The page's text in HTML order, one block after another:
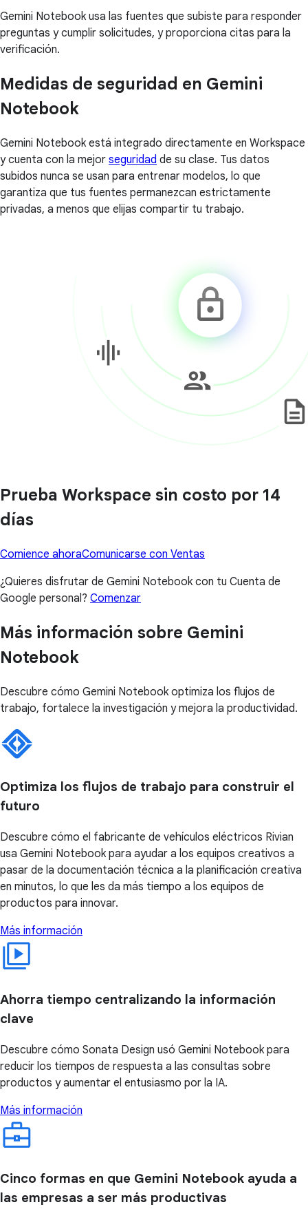
Gemini Notebook usa las fuentes que subiste para responder
preguntas y cumplir solicitudes, y proporciona citas para la
verificación.
Medidas de seguridad en Gemini
Notebook
Gemini Notebook está integrado directamente en Workspace
y cuenta con la mejor seguridad de su clase. Tus datos
subidos nunca se usan para entrenar modelos, lo que
garantiza que tus fuentes permanezcan estrictamente
privadas, a menos que elijas compartir tu trabajo.
Prueba Workspace sin costo por 14
días
Comience ahoraComunicarse con Ventas
¿Quieres disfrutar de Gemini Notebook con tu Cuenta de
Google personal? Comenzar
Más información sobre Gemini
Notebook
Descubre cómo Gemini Notebook optimiza los flujos de
trabajo, fortalece la investigación y mejora la productividad.
Optimiza los flujos de trabajo para construir el
futuro
Descubre cómo el fabricante de vehículos eléctricos Rivian
usa Gemini Notebook para ayudar a los equipos creativos a
pasar de la documentación técnica a la planificación creativa
en minutos, lo que les da más tiempo a los equipos de
productos para innovar.
Más información
Ahorra tiempo centralizando la información
clave
Descubre cómo Sonata Design usó Gemini Notebook para
reducir los tiempos de respuesta a las consultas sobre
productos y aumentar el entusiasmo por la IA.
Más información
Cinco formas en que Gemini Notebook ayuda a
las empresas a ser más productivas